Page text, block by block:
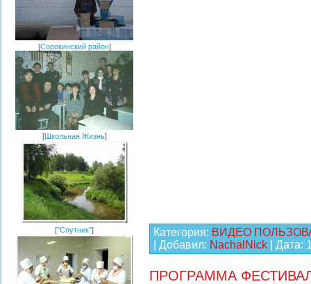
[Сорокинский район]
[Школьная Жизнь]
["Спутник"] Категория: ВИДЕО
| Добавил: NachalNick | Дата:
ПРОГРАММА